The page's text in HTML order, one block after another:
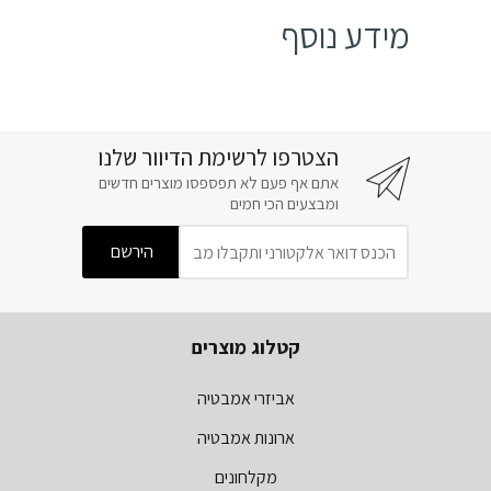
מידע נוסף
הצטרפו לרשימת הדיוור שלנו
אתם אף פעם לא תפספסו מוצרים חדשים
ומבצעים הכי חמים
קטלוג מוצרים
אביזרי אמבטיה
ארונות אמבטיה
מקלחונים